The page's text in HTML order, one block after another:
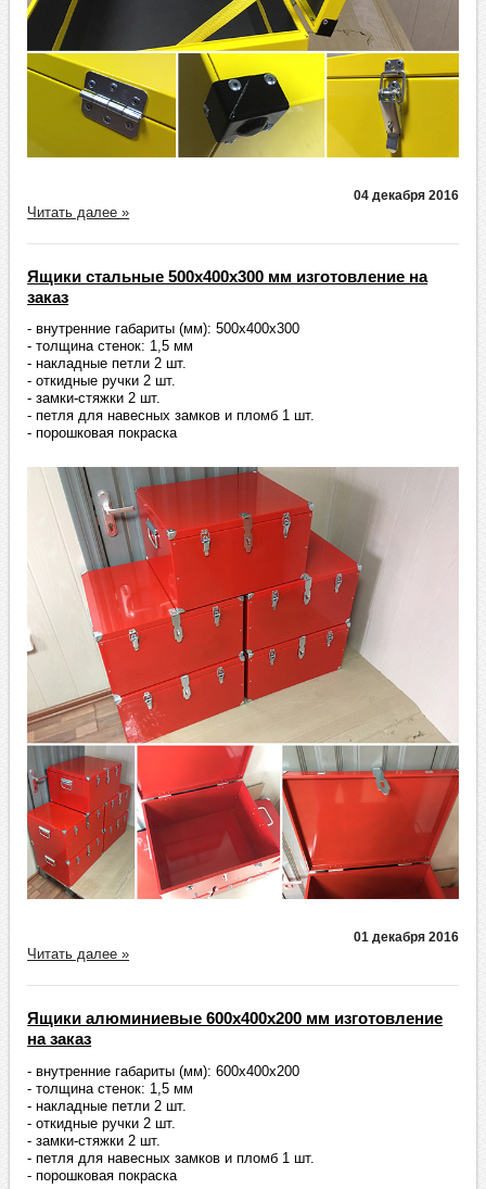
04 декабря 2016
Читать далее »
Ящики стальные 500х400х300 мм изготовление на
заказ
- внутренние габариты (мм): 500х400х300
- толщина стенок: 1,5 мм
- накладные петли 2 шт.
- откидные ручки 2 шт.
- замки-стяжки 2 шт.
- петля для навесных замков и пломб 1 шт.
- порошковая покраска
01 декабря 2016
Читать далее »
Ящики алюминиевые 600х400х200 мм изготовление
на заказ
- внутренние габариты (мм): 600х400х200
- толщина стенок: 1,5 мм
- накладные петли 2 шт.
- откидные ручки 2 шт.
- замки-стяжки 2 шт.
- петля для навесных замков и пломб 1 шт.
- порошковая покраска